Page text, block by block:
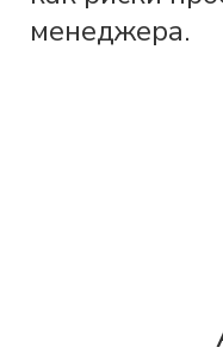
менеджера.